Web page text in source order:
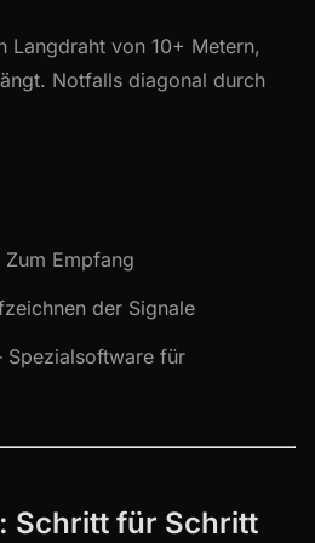
Langdraht von 10+ Metern,
Notfalls diagonal durch
Zum Empfang
der Signale
Spezialsoftware für
Schritt für Schritt